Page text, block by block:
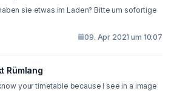
sie etwas im Laden? Bitte um sofortige
09. Apr 2021 um 10:07
Rümlang
your timetable because I see in a image